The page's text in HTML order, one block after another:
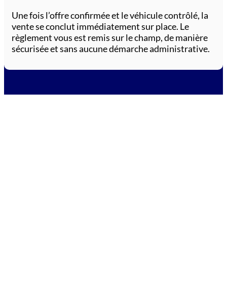
Une fois l’offre confirmée et le véhicule contrôlé, la
vente se conclut immédiatement sur place. Le
règlement vous est remis sur le champ, de manière
sécurisée et sans aucune démarche administrative.